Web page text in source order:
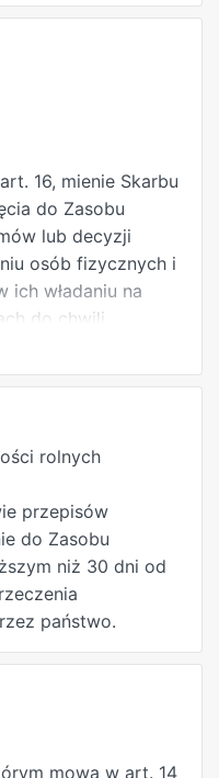
(Dz. U. z 2023
16, mienie Skarbu
do Zasobu
lub decyzji
osób fizycznych i
ich władaniu na
do chwili
umów, o których
2. Jeżeli
władania nie
przejęcia mienia
o których mowa w
jednak niż z dniem
ust. 1 i 2 stosuje się
rolnymi
przez
niż określone w
pozostające w
prawnej, pozostają
tego stosuje
rolnych
przepisów
do Zasobu
niż 30 dni od
państwo.
mowa w art. 14